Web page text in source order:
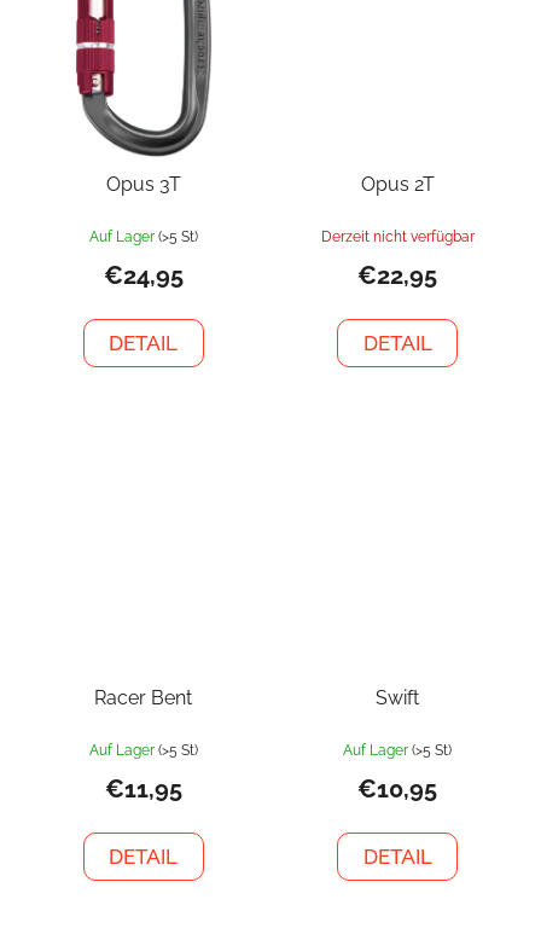
Opus 3T
Auf Lager (>5 St)
€24,95
DETAIL
Opus 2T
Derzeit nicht verfügbar
€22,95
DETAIL
Racer Bent
Auf Lager (>5 St)
€11,95
DETAIL
Swift
Auf Lager (>5 St)
€10,95
DETAIL